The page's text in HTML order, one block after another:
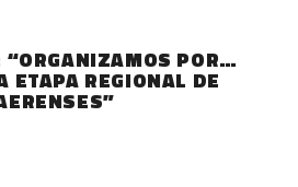
POR
ETAPA REGIONAL DE